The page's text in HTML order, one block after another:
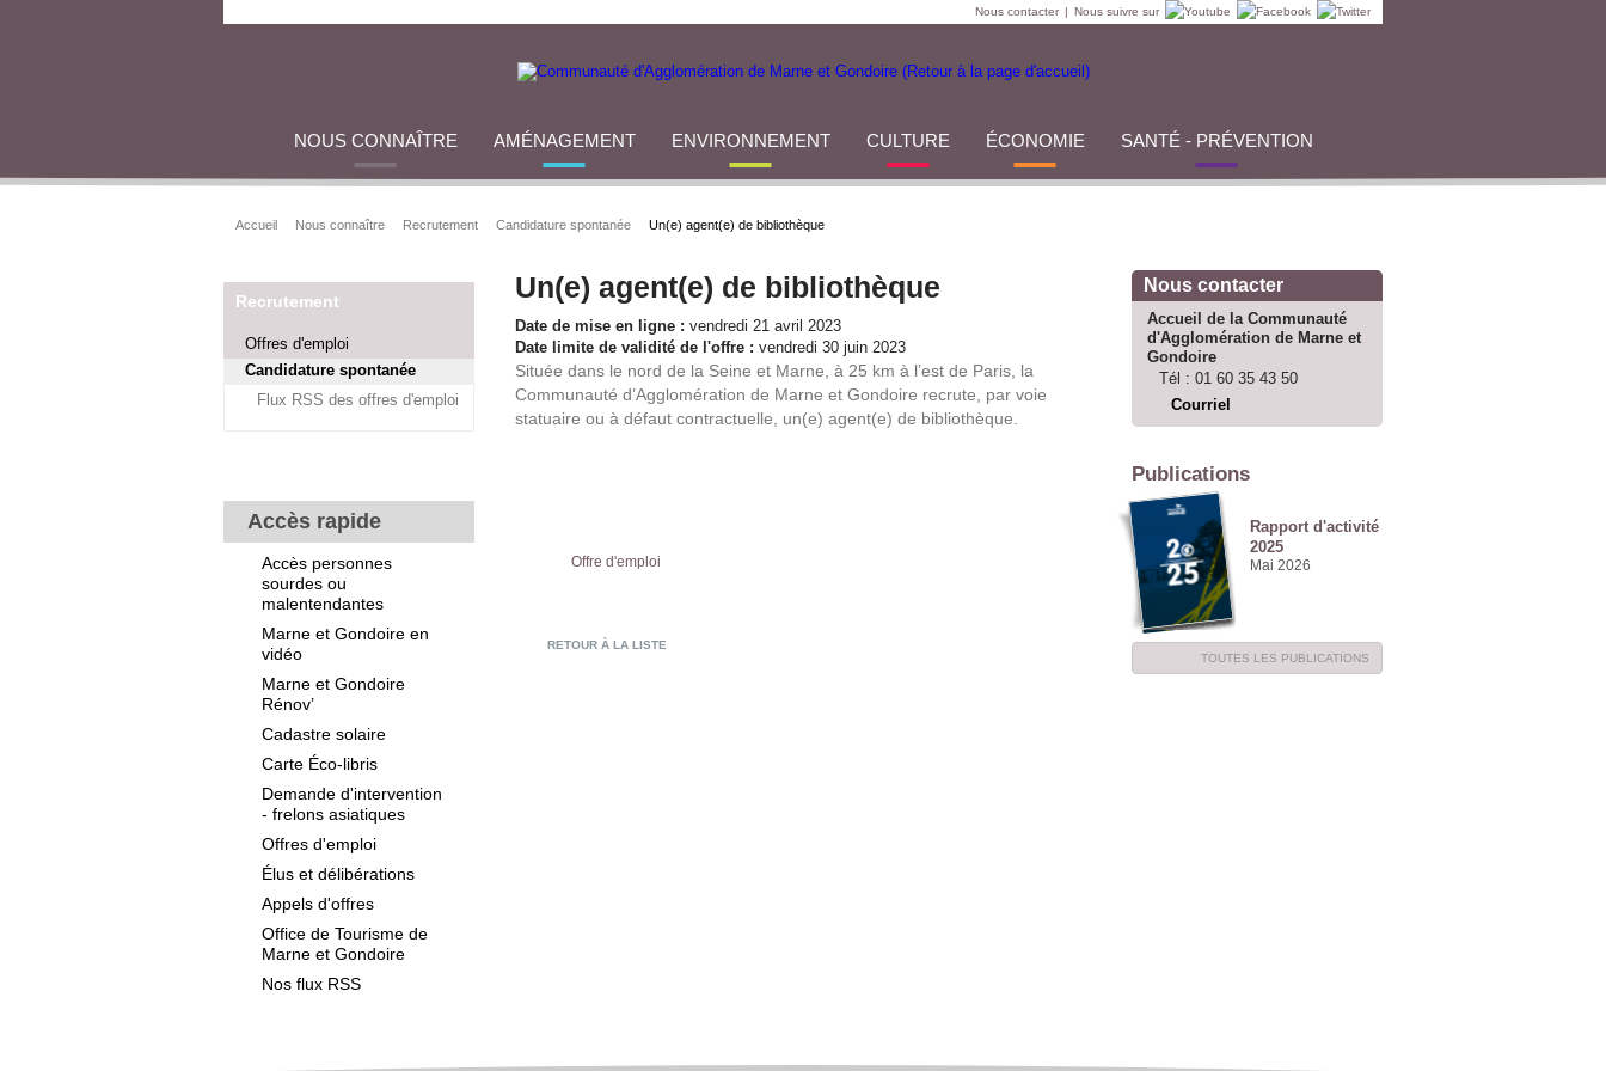
Nous contacter | Nous suivre sur
NOUS CONNAÎTRE AMÉNAGEMENT ENVIRONNEMENT CULTURE ÉCONOMIE SANTÉ - PRÉVENTION
Accueil Nous connaître Recrutement Candidature spontanée Un(e) agent(e) de bibliothèque
Recrutement
Offres d'emploi
Candidature spontanée
Flux RSS des offres d'emploi
Accès rapide
Accès personnes
sourdes ou
malentendantes
Marne et Gondoire en
vidéo
Marne et Gondoire
Rénov’
Cadastre solaire
Carte Éco-libris
Demande d'intervention
- frelons asiatiques
Offres d'emploi
Élus et délibérations
Appels d'offres
Office de Tourisme de
Marne et Gondoire
Nos flux RSS
Un(e) agent(e) de bibliothèque
Date de mise en ligne : vendredi 21 avril 2023
Date limite de validité de l'offre : vendredi 30 juin 2023
Située dans le nord de la Seine et Marne, à 25 km à l’est de Paris, la
Communauté d’Agglomération de Marne et Gondoire recrute, par voie
statuaire ou à défaut contractuelle, un(e) agent(e) de bibliothèque.
Offre d'emploi
RETOUR À LA LISTE
Nous contacter
Accueil de la Communauté
d'Agglomération de Marne et
Gondoire
Tél : 01 60 35 43 50
Courriel
Publications
Rapport d'activité
2025
Mai 2026
TOUTES LES PUBLICATIONS